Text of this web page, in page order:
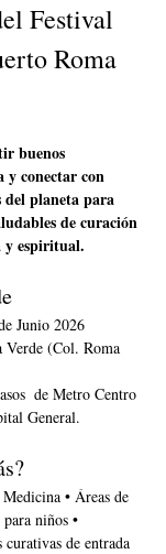
Festival
Roma
buenos
y conectar con
del planeta para
de curación
y espiritual.
Junio 2026
Verde (Col. Roma
de Metro Centro
General.
• Áreas de
niños •
curativas de entrada